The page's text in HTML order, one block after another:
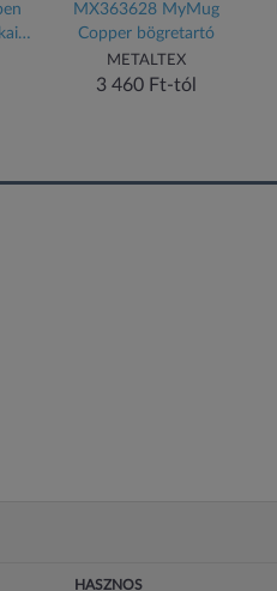
MX363628 MyMug
Copper bögretartó
METALTEX
3 460 Ft-tól
HASZNOS